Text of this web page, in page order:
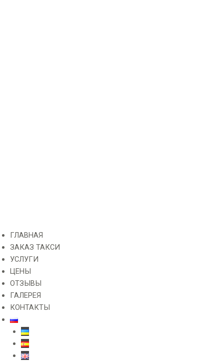
ГЛАВНАЯ
ЗАКАЗ ТАКСИ
УСЛУГИ
ЦЕНЫ
ОТЗЫВЫ
ГАЛЕРЕЯ
КОНТАКТЫ